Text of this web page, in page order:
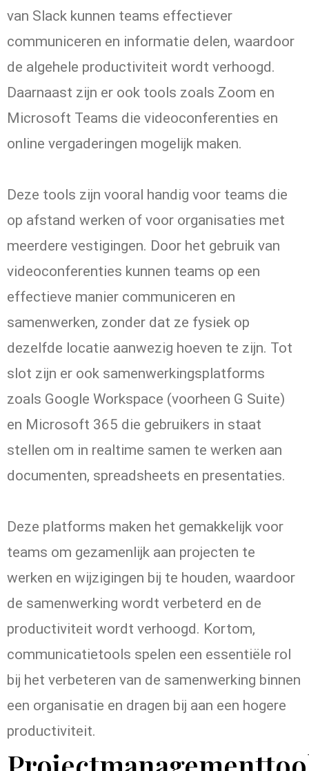
van Slack kunnen teams effectiever
communiceren en informatie delen, waardoor
de algehele productiviteit wordt verhoogd.
Daarnaast zijn er ook tools zoals Zoom en
Microsoft Teams die videoconferenties en
online vergaderingen mogelijk maken.
Deze tools zijn vooral handig voor teams die
op afstand werken of voor organisaties met
meerdere vestigingen. Door het gebruik van
videoconferenties kunnen teams op een
effectieve manier communiceren en
samenwerken, zonder dat ze fysiek op
dezelfde locatie aanwezig hoeven te zijn. Tot
slot zijn er ook samenwerkingsplatforms
zoals Google Workspace (voorheen G Suite)
en Microsoft 365 die gebruikers in staat
stellen om in realtime samen te werken aan
documenten, spreadsheets en presentaties.
Deze platforms maken het gemakkelijk voor
teams om gezamenlijk aan projecten te
werken en wijzigingen bij te houden, waardoor
de samenwerking wordt verbeterd en de
productiviteit wordt verhoogd. Kortom,
communicatietools spelen een essentiële rol
bij het verbeteren van de samenwerking binnen
een organisatie en dragen bij aan een hogere
productiviteit.